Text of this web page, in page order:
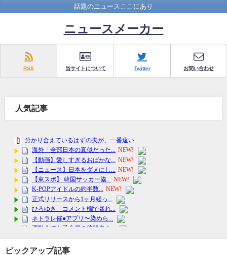
話題のニュースここにあり
ニュースメーカー
RSS 当サイトについて Twitter お問い合わせ
人気記事
ピックアップ記事